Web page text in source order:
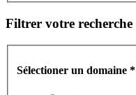
Filtrer votre recherche
Sélectioner un domaine *